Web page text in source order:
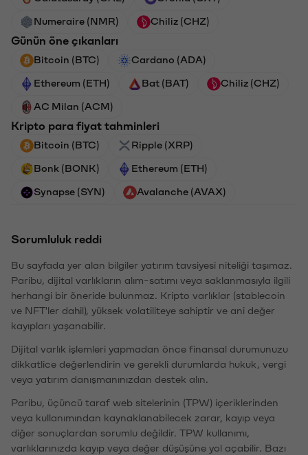
Numeraire (NMR) Chiliz (CHZ)
Günün öne çıkanları
Bitcoin (BTC) Cardano (ADA)
Ethereum (ETH) Bat (BAT) Chiliz (CHZ)
AC Milan (ACM)
Kripto para fiyat tahminleri
Bitcoin (BTC) Ripple (XRP)
Bonk (BONK) Ethereum (ETH)
Synapse (SYN) Avalanche (AVAX)
Sorumluluk reddi
Bu sayfada yer alan bilgiler yatırım tavsiyesi niteliği taşımaz.
Paribu, dijital varlıkların alım-satımı veya saklanmasıyla ilgili
herhangi bir öneride bulunmaz. Kripto varlıklar (stablecoin
ve NFT'ler dahil), yüksek volatiliteye sahiptir ve ani değer
kayıpları yaşanabilir.
Dijital varlık işlemleri yapmadan önce finansal durumunuzu
dikkatlice değerlendirin ve gerekli durumlarda hukuk, vergi
veya yatırım danışmanınızdan destek alın.
Paribu, üçüncü taraf web sitelerinin (TPW) içeriklerinden
veya kullanımından kaynaklanabilecek zarar, kayıp veya
diğer sonuçlardan sorumlu değildir. TPW kullanımı,
varlıklarınızda kayıp veya değer düşüşüne yol açabilir. Bazı